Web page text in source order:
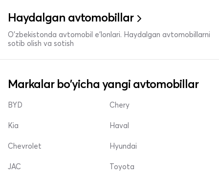
Haydalgan avtomobillar
O'zbekistonda avtomobil e’lonlari. Haydalgan avtomobillarni
sotib olish va sotish
Markalar bo'yicha yangi avtomobillar
BYD
Kia
Chevrolet
Chery
Haval
Hyundai
JAC Toyota